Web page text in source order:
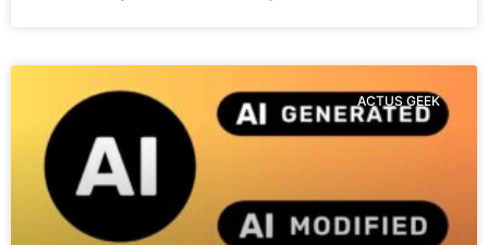
ACTUS GEEK